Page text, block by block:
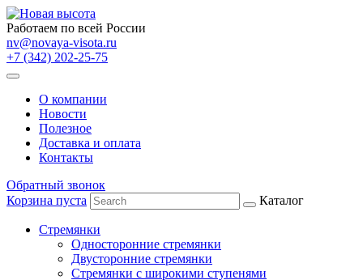
Работаем по всей России
nv@novaya-visota.ru
+7 (342) 202-25-75
О компании
Новости
Полезное
Доставка и оплата
Контакты
Обратный звонок
Корзина пуста
Каталог
Стремянки
Односторонние стремянки
Двусторонние стремянки
Стремянки с широкими ступенями